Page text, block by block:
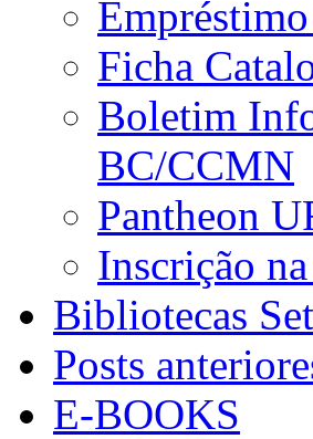
Ficha
Boletim
BC/CCMN
Pantheon
Inscrição
Bibliotecas
Posts
E-BOOKS